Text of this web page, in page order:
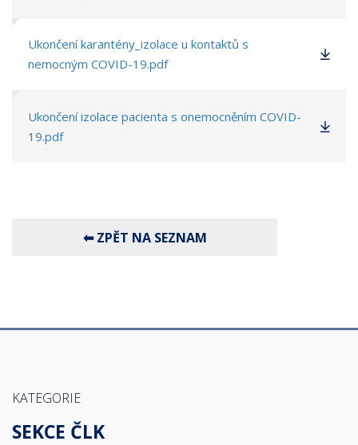
Ukončení karantény_izolace u kontaktů s
nemocným COVID-19.pdf
Ukončení izolace pacienta s onemocněním COVID-
19.pdf
KATEGORIE
SEKCE ČLK